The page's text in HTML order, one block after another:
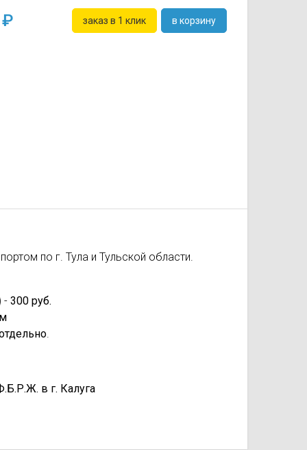
заказ в 1 клик в корзину
по г. Тула и Тульской области.
- 300 руб.
.
в г. Калуга